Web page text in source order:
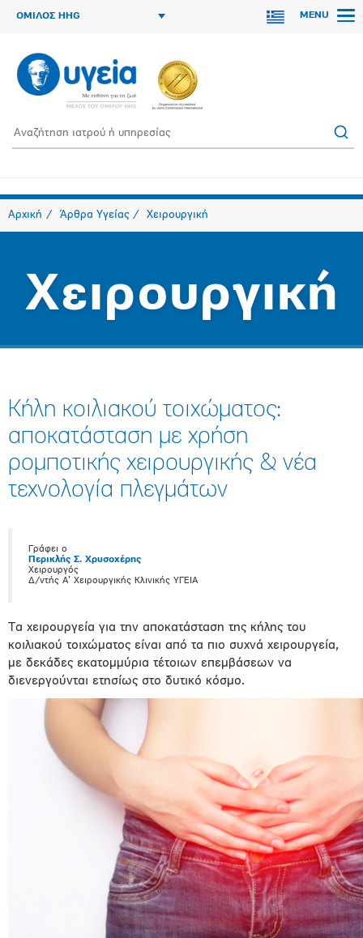
ΟΜΙΛΟΣ HHG MENU
Αρχική Άρθρα Υγείας Χειρουργική
Χειρουργική
Κήλη κοιλιακού τοιχώματος:
αποκατάσταση με χρήση
ρομποτικής χειρουργικής & νέα
τεχνολογία πλεγμάτων
Γράφει ο
Περικλής Σ. Χρυσοχέρης
Χειρουργός
Δ/ντής Α’ Χειρουργικής Κλινικής ΥΓΕΙΑ
Τα χειρουργεία για την αποκατάσταση της κήλης του
κοιλιακού τοιχώματος είναι από τα πιο συχνά χειρουργεία,
με δεκάδες εκατομμύρια τέτοιων επεμβάσεων να
διενεργούνται ετησίως στο δυτικό κόσμο.